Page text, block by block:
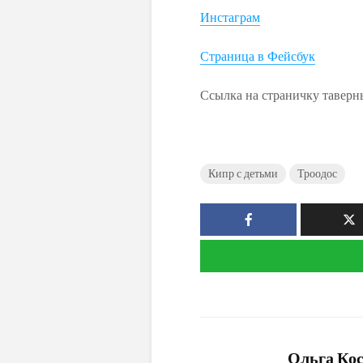
Инстаграм
Страница в Фейсбук
Ссылка на страничку
Кипр с детьми Троодос
Ольга